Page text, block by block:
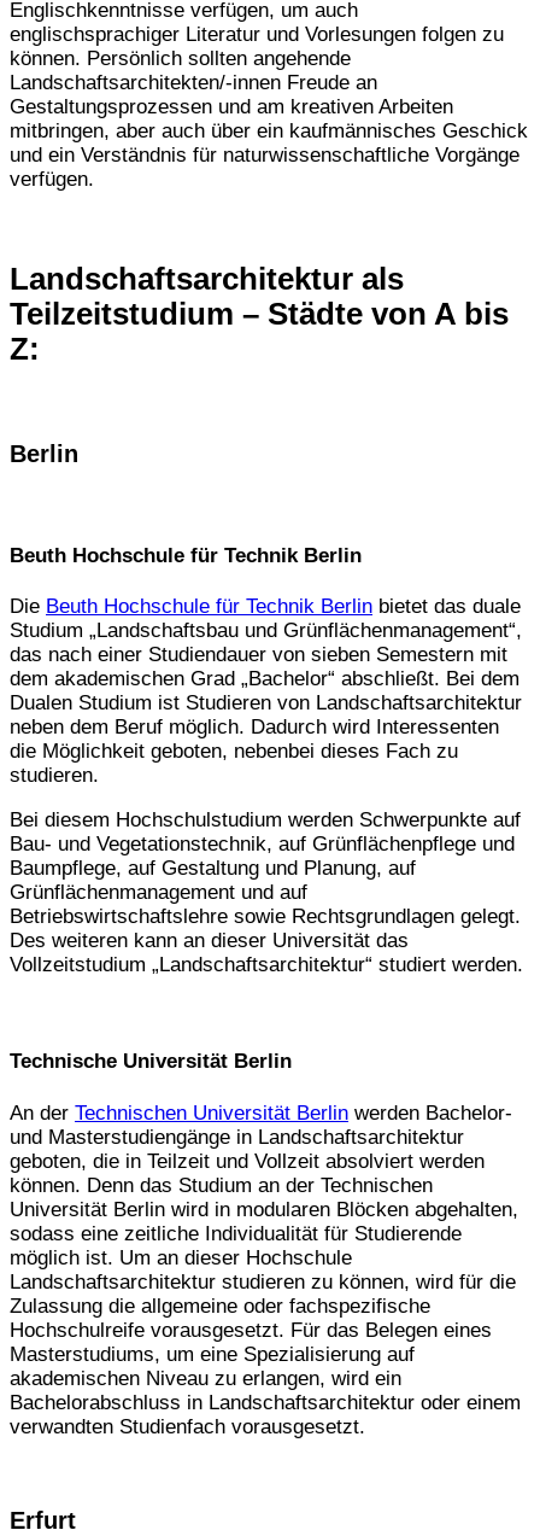
Englischkenntnisse verfügen, um auch
englischsprachiger Literatur und Vorlesungen folgen zu
können. Persönlich sollten angehende
Landschaftsarchitekten/-innen Freude an
Gestaltungsprozessen und am kreativen Arbeiten
mitbringen, aber auch über ein kaufmännisches Geschick
und ein Verständnis für naturwissenschaftliche Vorgänge
verfügen.
Landschaftsarchitektur als
Teilzeitstudium – Städte von A bis
Z:
Berlin
Beuth Hochschule für Technik Berlin
Die Beuth Hochschule für Technik Berlin bietet das duale
Studium „Landschaftsbau und Grünflächenmanagement“,
das nach einer Studiendauer von sieben Semestern mit
dem akademischen Grad „Bachelor“ abschließt. Bei dem
Dualen Studium ist Studieren von Landschaftsarchitektur
neben dem Beruf möglich. Dadurch wird Interessenten
die Möglichkeit geboten, nebenbei dieses Fach zu
studieren.
Bei diesem Hochschulstudium werden Schwerpunkte auf
Bau- und Vegetationstechnik, auf Grünflächenpflege und
Baumpflege, auf Gestaltung und Planung, auf
Grünflächenmanagement und auf
Betriebswirtschaftslehre sowie Rechtsgrundlagen gelegt.
Des weiteren kann an dieser Universität das
Vollzeitstudium „Landschaftsarchitektur“ studiert werden.
Technische Universität Berlin
An der Technischen Universität Berlin werden Bachelor-
und Masterstudiengänge in Landschaftsarchitektur
geboten, die in Teilzeit und Vollzeit absolviert werden
können. Denn das Studium an der Technischen
Universität Berlin wird in modularen Blöcken abgehalten,
sodass eine zeitliche Individualität für Studierende
möglich ist. Um an dieser Hochschule
Landschaftsarchitektur studieren zu können, wird für die
Zulassung die allgemeine oder fachspezifische
Hochschulreife vorausgesetzt. Für das Belegen eines
Masterstudiums, um eine Spezialisierung auf
akademischen Niveau zu erlangen, wird ein
Bachelorabschluss in Landschaftsarchitektur oder einem
verwandten Studienfach vorausgesetzt.
Erfurt